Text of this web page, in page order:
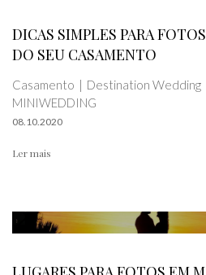
DICAS SIMPLES PARA
DO SEU CASAMENTO
Casamento Destination Wedding
MINIWEDDING
08.10.2020
Ler mais